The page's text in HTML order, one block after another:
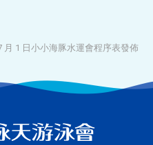
月 1 日小小海豚水運會程序表發佈